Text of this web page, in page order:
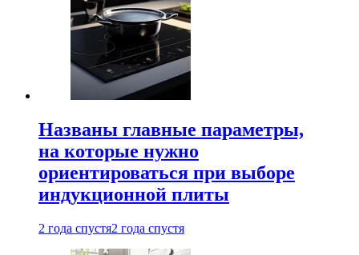
Названы главные параметры,
на которые нужно
ориентироваться при выборе
индукционной плиты
2 года спустя2 года спустя